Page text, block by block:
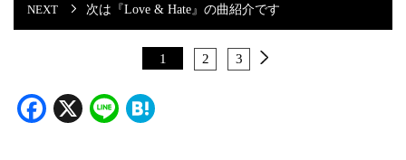
次は『Love & Hate』の曲紹介です
1 2 3
Facebook
X Line